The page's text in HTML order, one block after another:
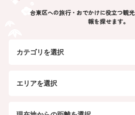
台東区への旅行・おでかけに役立つ観
報を探せます。
カテゴリを選択
エリアを選択